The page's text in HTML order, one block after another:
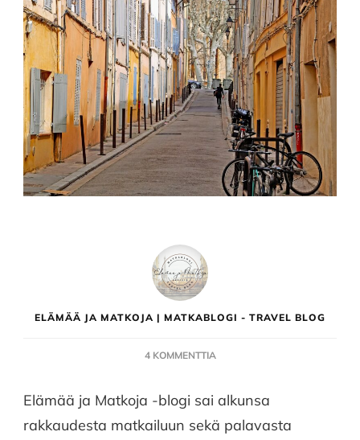
ELÄMÄÄ JA MATKOJA | MATKABLOGI - TRAVEL BLOG
4 KOMMENTTIAARTIKKELIIN
ELÄMÄÄ
JA
Elämää ja Matkoja -blogi sai alkunsa
rakkaudesta matkailuun sekä palavasta